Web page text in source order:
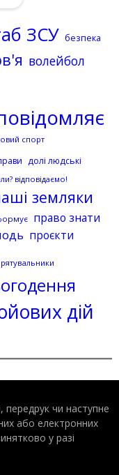
ЗСУ безпека
волейбол
спорт
долі людські
відповідаємо!
земляки
право знати
проєкти
рятувальники
дій
передрук чи наступне
або електронних
у разі